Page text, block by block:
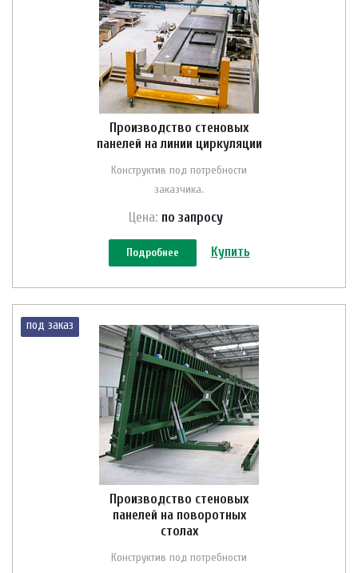
Производство стеновых
панелей на линии циркуляции
Конструктив под потребности
заказчика.
Цена: по запросу
Подробнее Купить
под заказ
Производство стеновых
панелей на поворотных
столах
Конструктив под потребности